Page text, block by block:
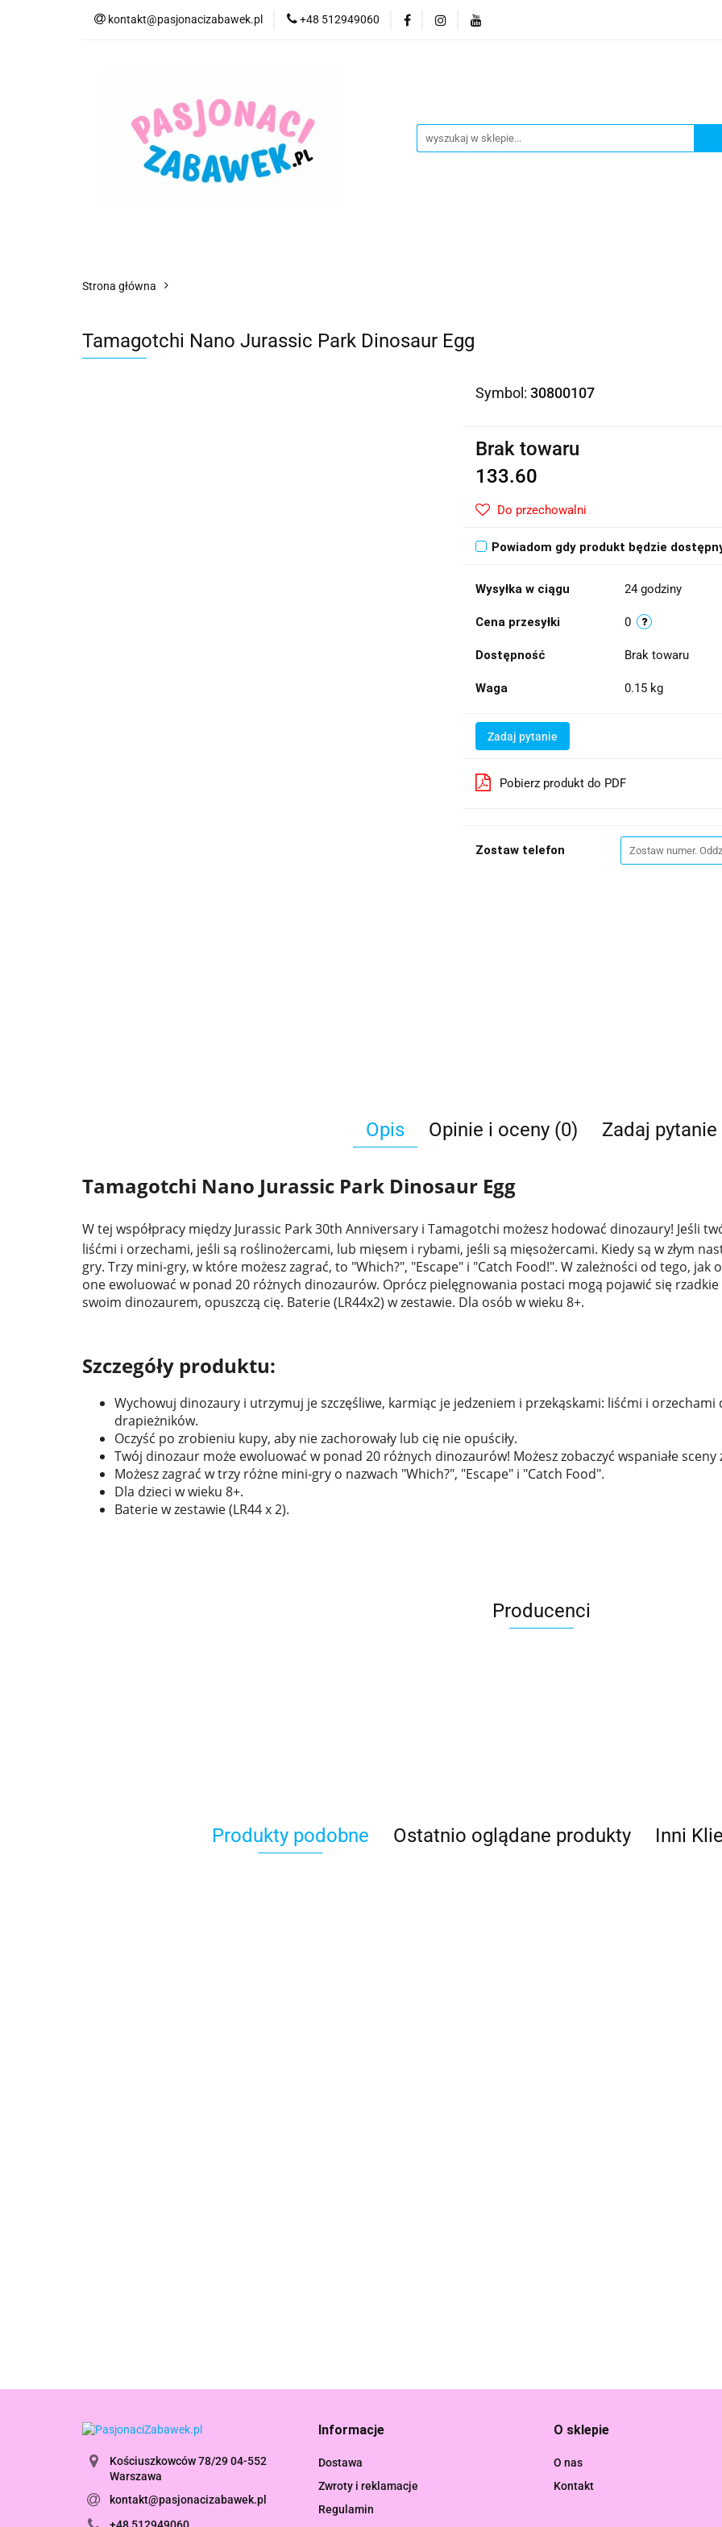
kontakt@pasjonacizabawek.pl +48 512949060
Kategorie Promocje CzuCzu
Strona główna
Tamagotchi Nano Jurassic Park Dinosaur Egg
Symbol: 30800107
Brak towaru
133.60
Do przechowalni
Powiadom gdy produkt będzie
Wysyłka w ciągu 24 godziny
Cena przesyłki 0
Dostępność Brak towaru
Waga 0.15 kg
Zadaj pytanie
Pobierz produkt do PDF
Zostaw telefon
Opis Opinie i oceny (0) Zadaj pytanie
Tamagotchi Nano Jurassic Park Dinosaur Egg
W tej współpracy między Jurassic Park 30th Anniversary i Tamagotchi możesz hodować dinozaury! Jeśli
liśćmi i orzechami, jeśli są roślinożercami, lub mięsem i rybami, jeśli są mięsożercami. Kiedy są w złym
gry. Trzy mini-gry, w które możesz zagrać, to "Which?", "Escape" i "Catch Food!". W zależności od tego,
one ewoluować w ponad 20 różnych dinozaurów. Oprócz pielęgnowania postaci mogą pojawić się
swoim dinozaurem, opuszczą cię. Baterie (LR44x2) w zestawie. Dla osób w wieku 8+.
Szczegóły produktu:
Wychowuj dinozaury i utrzymuj je szczęśliwe, karmiąc je jedzeniem i przekąskami: liśćmi i
drapieżników.
Oczyść po zrobieniu kupy, aby nie zachorowały lub cię nie opuściły.
Twój dinozaur może ewoluować w ponad 20 różnych dinozaurów! Możesz zobaczyć wspaniałe sceny
Możesz zagrać w trzy różne mini-gry o nazwach "Which?", "Escape" i "Catch Food".
Dla dzieci w wieku 8+.
Baterie w zestawie (LR44 x 2).
Producenci
Basic Fun
Produkty podobne Ostatnio oglądane produkty Inni
Kościuszkowców 78/29 04-552
Warszawa
kontakt@pasjonacizabawek.pl
Informacje
Dostawa
Zwroty i reklamacje
Regulamin
O sklepie
O nas
Kontakt